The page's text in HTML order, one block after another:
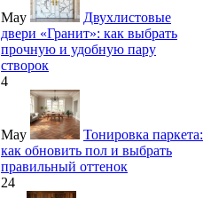
May
Двухлистовые
двери «Гранит»: как выбрать
прочную и удобную пару
створок
4
May
Тонировка паркета:
как обновить пол и выбрать
правильный оттенок
24